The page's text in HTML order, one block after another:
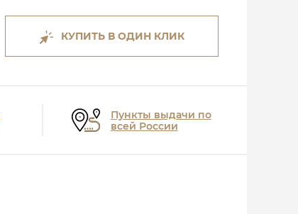
КУПИТЬ В ОДИН КЛИК
Пункты выдачи по
всей России